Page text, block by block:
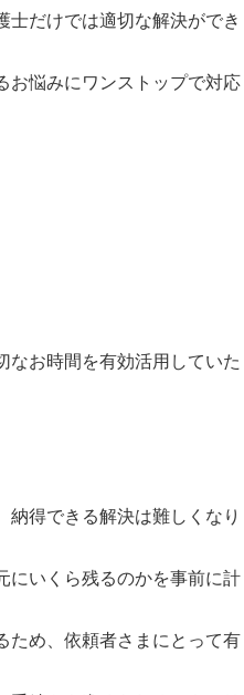
士だけでは適切な解決ができ
お悩みにワンストップで対応
なお時間を有効活用していた
得できる解決は難しくなり
にいくら残るのかを事前に計
ため、依頼者さまにとって有